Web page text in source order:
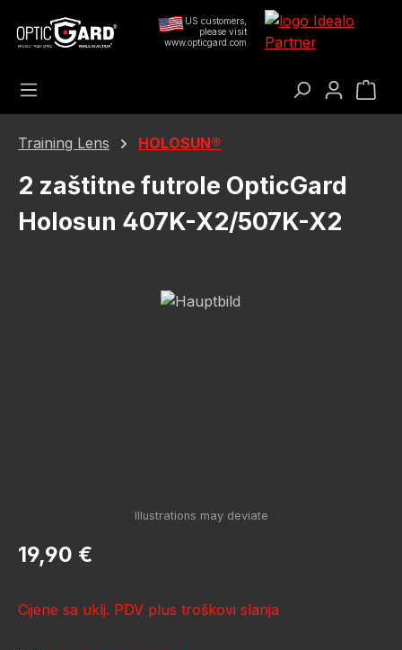
Preskoči na glavni sadržaj US customers,
please visit
www.opticgard.com
Training Lens HOLOSUN®
2 zaštitne futrole OpticGard
Holosun 407K-X2/507K-X2
Preskoči galeriju slika
Redovna cijena:
19,90 €
Cijene sa uklj. PDV plus troškovi slanja